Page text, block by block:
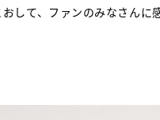
して、ファンのみなさん